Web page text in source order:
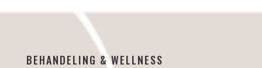
BEHANDELING & WELLNESS